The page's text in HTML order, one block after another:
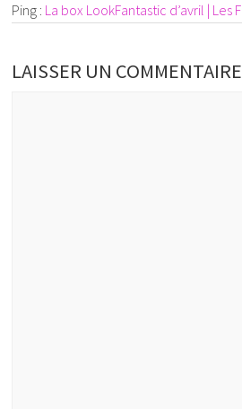
Ping : La box LookFantastic d’avril | Les
LAISSER UN COMMENTAIRE